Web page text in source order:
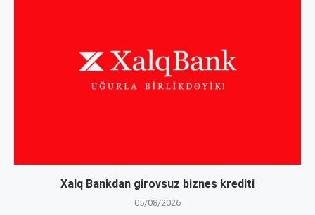
Xalq Bankdan girovsuz biznes krediti
05/08/2026